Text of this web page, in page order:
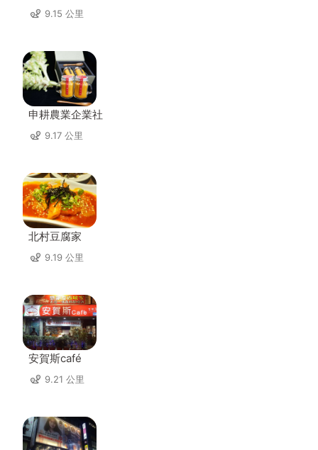
9.15 公里
申耕農業企業社
9.17 公里
北村豆腐家
9.19 公里
安賀斯café
9.21 公里